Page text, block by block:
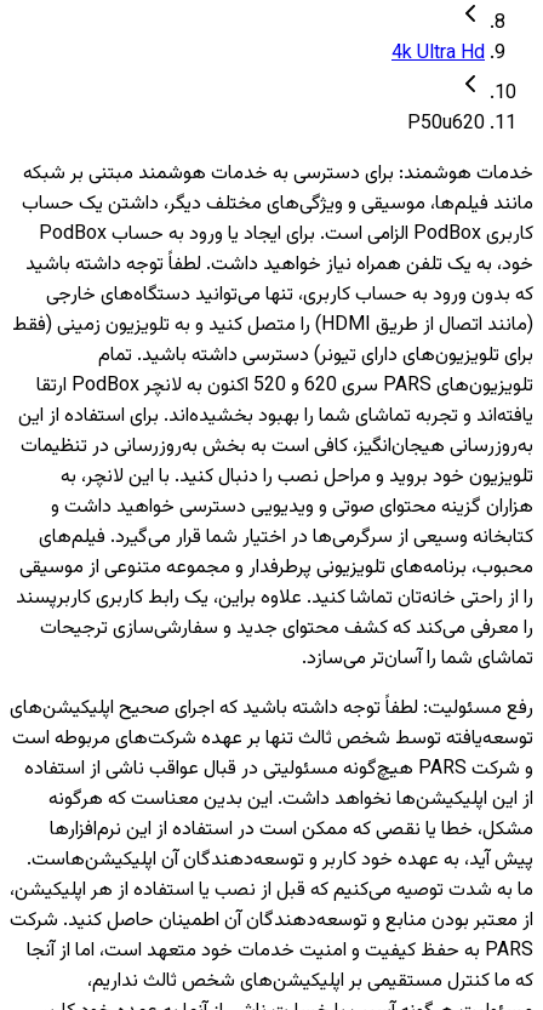
4k Ultra Hd
P50u620
خدمات هوشمند: برای دسترسی به خدمات هوشمند مبتنی بر شبکه
مانند فیلم‌ها، موسیقی و ویژگی‌های مختلف دیگر، داشتن یک حساب
کاربری PodBox الزامی است. برای ایجاد یا ورود به حساب PodBox
خود، به یک تلفن همراه نیاز خواهید داشت. لطفاً توجه داشته باشید
که بدون ورود به حساب کاربری، تنها می‌توانید دستگاه‌های خارجی
(مانند اتصال از طریق HDMI) را متصل کنید و به تلویزیون‌ زمینی (فقط
برای تلویزیون‌های دارای تیونر) دسترسی داشته باشید. تمام
تلویزیون‌های PARS سری 620 و 520 اکنون به لانچر PodBox ارتقا
یافته‌اند و تجربه تماشای شما را بهبود بخشیده‌اند. برای استفاده از این
به‌روزرسانی هیجان‌انگیز، کافی است به بخش به‌روزرسانی در تنظیمات
تلویزیون خود بروید و مراحل نصب را دنبال کنید. با این لانچر، به
هزاران گزینه محتوای صوتی و ویدیویی دسترسی خواهید داشت و
کتابخانه وسیعی از سرگرمی‌ها در اختیار شما قرار می‌گیرد. فیلم‌های
محبوب، برنامه‌های تلویزیونی پرطرفدار و مجموعه متنوعی از موسیقی
را از راحتی خانه‌تان تماشا کنید. علاوه براین، یک رابط کاربری کاربرپسند
را معرفی می‌کند که کشف محتوای جدید و سفارشی‌سازی ترجیحات
تماشای شما را آسان‌تر می‌سازد.
رفع مسئولیت: لطفاً توجه داشته باشید که اجرای صحیح اپلیکیشن‌های
توسعه‌یافته توسط شخص ثالث تنها بر عهده شرکت‌های مربوطه است
و شرکت PARS هیچ‌گونه مسئولیتی در قبال عواقب ناشی از استفاده
از این اپلیکیشن‌ها نخواهد داشت. این بدین معناست که هرگونه
مشکل، خطا یا نقصی که ممکن است در استفاده از این نرم‌افزارها
پیش آید، به عهده خود کاربر و توسعه‌دهندگان آن اپلیکیشن‌هاست.
ما به شدت توصیه می‌کنیم که قبل از نصب یا استفاده از هر اپلیکیشن،
از معتبر بودن منابع و توسعه‌دهندگان آن اطمینان حاصل کنید. شرکت
PARS به حفظ کیفیت و امنیت خدمات خود متعهد است، اما از آنجا
که ما کنترل مستقیمی بر اپلیکیشن‌های شخص ثالث نداریم،